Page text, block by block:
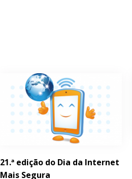
21.ª edição do Dia da Internet
Mais Segura